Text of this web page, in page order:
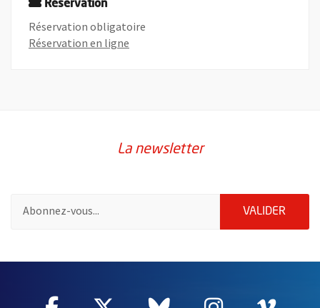
Réservation
Réservation obligatoire
Réservation en ligne
La newsletter
VALIDER